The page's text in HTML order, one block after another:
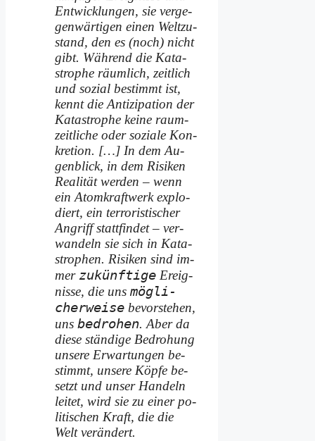
Ent­wick­lun­gen, sie ver­ge­
gen­wär­ti­gen ei­nen Welt­zu­
stand, den es (noch) nicht
gibt. Wäh­rend die Ka­ta­
stro­phe räum­lich, zeit­lich
und so­zi­al be­stimmt ist,
kennt die An­ti­zi­pa­ti­on der
Ka­ta­stro­phe kei­ne raum-
zeit­li­che oder so­zia­le Kon­
kre­ti­on. […] In dem Au­
gen­blick, in dem Ri­si­ken
Rea­li­tät wer­den – wenn
ein Atom­kraft­werk ex­plo­
diert, ein ter­ro­ri­sti­scher
An­griff statt­fin­det – ver­
wan­deln sie sich in Ka­ta­
stro­phen. Ri­si­ken sind im­
mer zu­künf­ti­ge Er­eig­
nis­se, die uns mög­li­
cher­wei­se be­vor­ste­hen,
uns be­dro­hen. Aber da
die­se stän­di­ge Be­dro­hung
un­se­re Er­war­tun­gen be­
stimmt, un­se­re Köp­fe be­
setzt und un­ser Han­deln
lei­tet, wird sie zu ei­ner po­
li­ti­schen Kraft, die die
Welt ver­än­dert.